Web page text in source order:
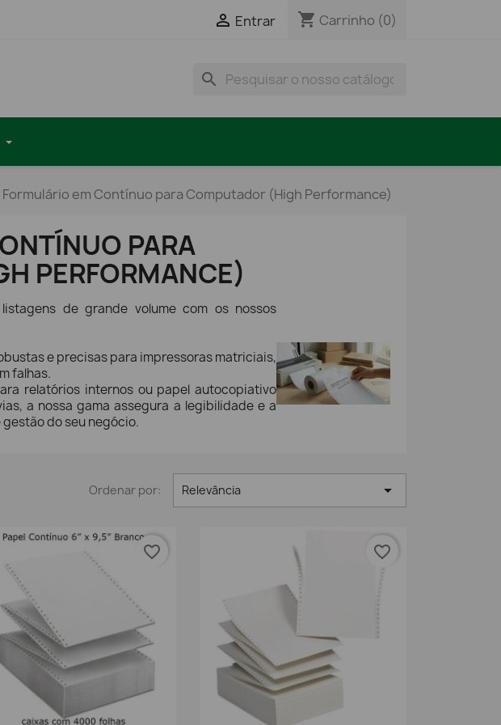
 Entrar shopping_cart Carrinho (0)
search
Formulário em Contínuo para Computador (High Performance)
PARA
PERFORMANCE)
de grande volume com os nossos
e precisas para impressoras matriciais,
falhas.
relatórios internos ou papel autocopiativo
a nossa gama assegura a legibilidade e a
do seu negócio.
Ordenar por: Relevância 
favorite_border favorite_border